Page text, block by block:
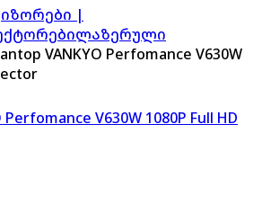
|
ლაზერული
VANKYO Perfomance V630W